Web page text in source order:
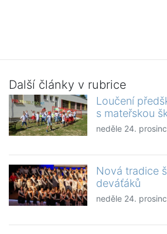
Další články v rubrice
Loučení
s mateřskou
neděle 24.
Nová tradice
deváťáků
neděle 24.